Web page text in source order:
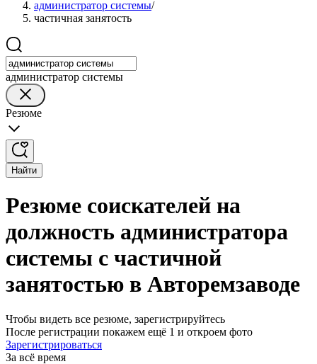
администратор системы/
частичная занятость
администратор системы
Резюме
Найти
Резюме соискателей на
должность администратора
системы с частичной
занятостью в Авторемзаводе
Чтобы видеть все резюме, зарегистрируйтесь
После регистрации покажем ещё 1 и откроем фото
Зарегистрироваться
За всё время